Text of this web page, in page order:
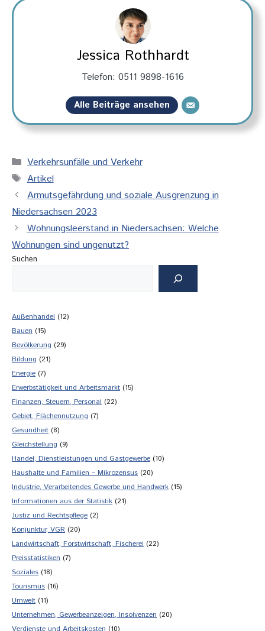
Jessica Rothhardt
Telefon: 0511 9898-1616
Alle Beiträge ansehen
Kategorien
Verkehrsunfälle und Verkehr
Schlagwörter
Artikel
Armutsgefährdung und soziale Ausgrenzung in
Niedersachsen 2023
Wohnungsleerstand in Niedersachsen: Welche
Wohnungen sind ungenutzt?
Suchen
Außenhandel (12)
Bauen (15)
Bevölkerung (29)
Bildung (21)
Energie (7)
Erwerbstätigkeit und Arbeitsmarkt (15)
Finanzen, Steuern, Personal (22)
Gebiet, Flächennutzung (7)
Gesundheit (8)
Gleichstellung (9)
Handel, Dienstleistungen und Gastgewerbe (10)
Haushalte und Familien – Mikrozensus (20)
Industrie, Verarbeitendes Gewerbe und Handwerk (15)
Informationen aus der Statistik (21)
Justiz und Rechtspflege (2)
Konjunktur, VGR (20)
Landwirtschaft, Forstwirtschaft, Fischerei (22)
Preisstatistiken (7)
Soziales (18)
Tourismus (16)
Umwelt (11)
Unternehmen, Gewerbeanzeigen, Insolvenzen (20)
Verdienste und Arbeitskosten (10)